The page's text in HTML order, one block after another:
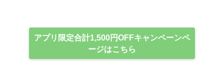
アプリ限定合計1,500円OFFキャンペーンペ
ージはこちら